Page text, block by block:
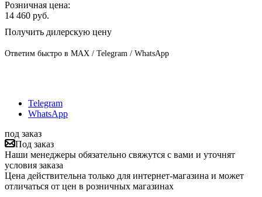
Розничная цена:
14 460 руб.
Получить дилерскую цену
Ответим быстро в MAX / Telegram / WhatsApp
Telegram
WhatsApp
под заказ
Под заказ
Наши менеджеры обязательно свяжутся с вами и уточнят
условия заказа
Цена действительна только для интернет-магазина и может
отличаться от цен в розничных магазинах